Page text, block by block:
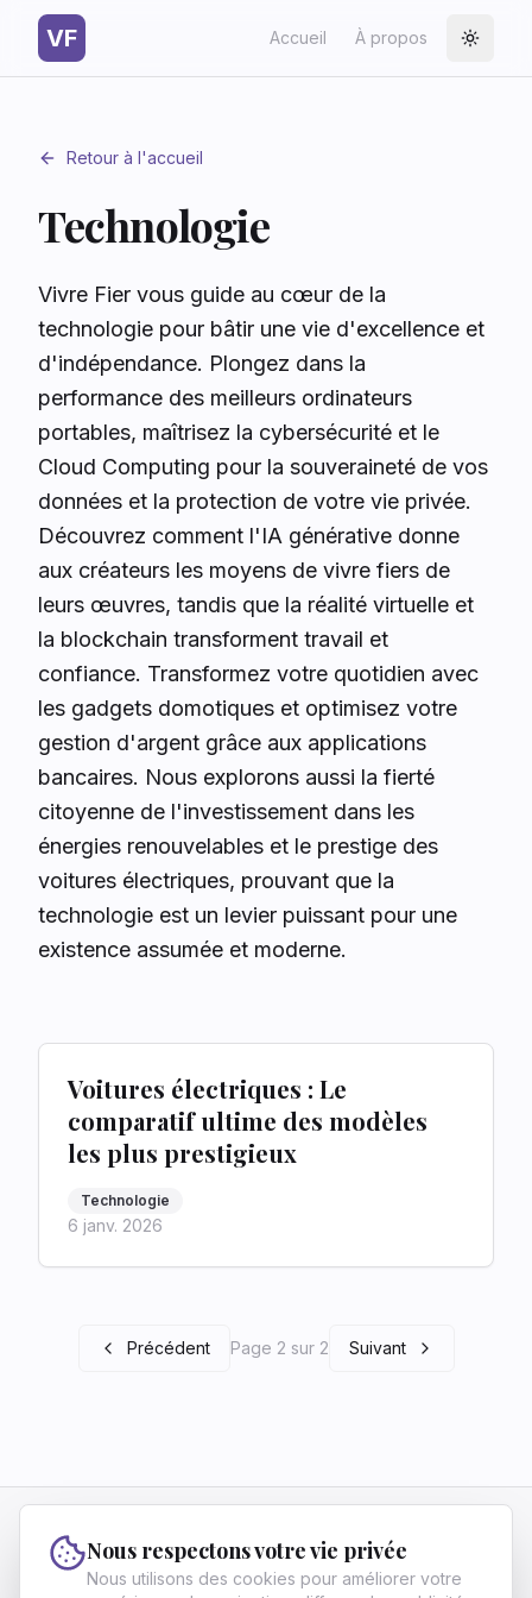
VF Accueil À propos Toggle
Retour à l'accueil
Technologie
Vivre Fier vous guide au cœur de la
technologie pour bâtir une vie d'excellence et
d'indépendance. Plongez dans la
performance des meilleurs ordinateurs
portables, maîtrisez la cybersécurité et le
Cloud Computing pour la souveraineté de vos
données et la protection de votre vie privée.
Découvrez comment l'IA générative donne
aux créateurs les moyens de vivre fiers de
leurs œuvres, tandis que la réalité virtuelle et
la blockchain transforment travail et
confiance. Transformez votre quotidien avec
les gadgets domotiques et optimisez votre
gestion d'argent grâce aux applications
bancaires. Nous explorons aussi la fierté
citoyenne de l'investissement dans les
énergies renouvelables et le prestige des
voitures électriques, prouvant que la
technologie est un levier puissant pour une
existence assumée et moderne.
Voitures électriques : Le
comparatif ultime des modèles
les plus prestigieux
Technologie
6 janv. 2026
Précédent Page 2 sur 2 Suivant
Vivre Fier
Vivre Fier aide les francophones ambitieux à
Nous respectons votre vie privée
Nous utilisons des cookies pour améliorer votre